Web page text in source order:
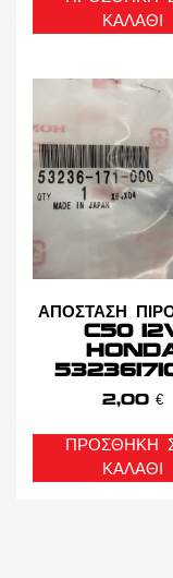
ΚΑΛΆΘΙ
ΑΠΟΣΤΑΣΗ
C50
2,00 €
ΠΡΟΣΘΉΚΗ
ΚΑΛΆΘΙ